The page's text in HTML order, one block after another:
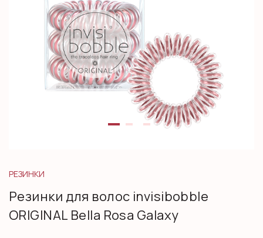
РЕЗИНКИ
Резинки для волос invisibobble
ORIGINAL Bella Rosa Galaxy